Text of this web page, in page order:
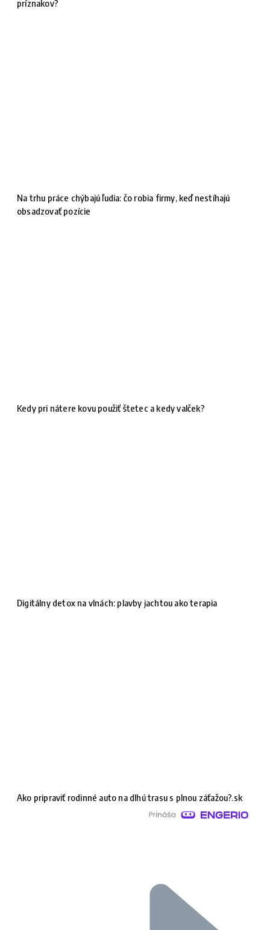
príznakov?
Na trhu práce chýbajú ľudia: čo robia firmy, keď nestíhajú
obsadzovať pozície
Kedy pri nátere kovu použiť štetec a kedy valček?
Digitálny detox na vlnách: plavby jachtou ako terapia
Ako pripraviť rodinné auto na dlhú trasu s plnou záťažou?.sk